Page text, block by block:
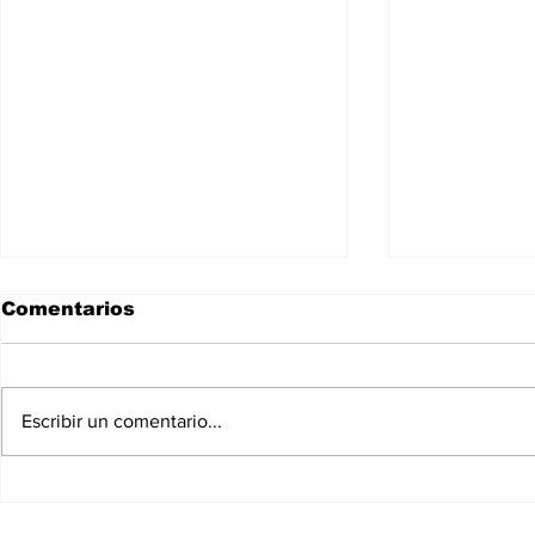
Comentarios
Escribir un comentario...